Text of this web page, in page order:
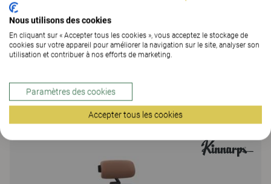
Plus de la famille
Nous utilisons des cookies
En cliquant sur « Accepter tous les cookies », vous acceptez le stockage de
cookies sur votre appareil pour améliorer la navigation sur le site, analyser son
utilisation et contribuer à nos efforts de marketing.
Paramètres des cookies
Accepter tous les cookies